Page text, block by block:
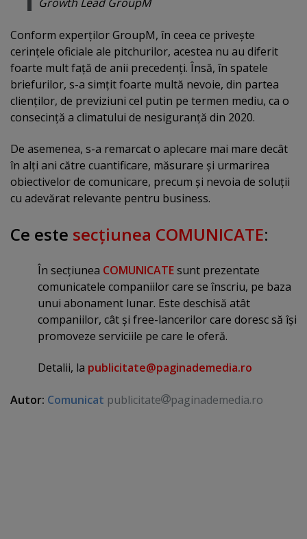
Conform experţilor GroupM, în ceea ce priveşte
cerinţele oficiale ale pitchurilor, acestea nu au diferit
foarte mult faţă de anii precedenţi. Însă, în spatele
briefurilor, s-a simţit foarte multă nevoie, din partea
clienţilor, de previziuni cel putin pe termen mediu, ca o
consecinţă a climatului de nesiguranţă din 2020.
De asemenea, s-a remarcat o aplecare mai mare decât
în alţi ani către cuantificare, măsurare şi urmarirea
obiectivelor de comunicare, precum şi nevoia de soluţii
cu adevărat relevante pentru business.
Ce este secţiunea COMUNICATE:
În secţiunea COMUNICATEsunt prezentate
comunicatele companiilor care se înscriu, pe baza
unui abonament lunar. Este deschisă atât
companiilor, cât şi free-lancerilor care doresc să îşi
promoveze serviciile pe care le oferă.
Detalii, la publicitate@paginademedia.ro
Autor: Comunicat publicitate paginademedia.ro